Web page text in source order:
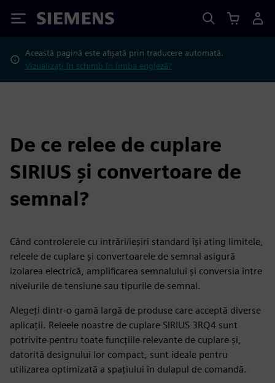
Siemens
Această pagină este afișată prin traducere automată.
Vizualizați în schimb în limba engleză?
De ce relee de cuplare
SIRIUS și convertoare de
semnal?
Când controlerele cu intrări/ieșiri standard își ating limitele,
releele de cuplare și convertoarele de semnal asigură
izolarea electrică, amplificarea semnalului și conversia între
nivelurile de tensiune sau tipurile de semnal.
Alegeți dintr-o gamă largă de produse care acceptă diverse
aplicații. Releele noastre de cuplare SIRIUS 3RQ4 sunt
potrivite pentru toate funcțiile relevante de cuplare și,
datorită designului lor compact, sunt ideale pentru
utilizarea optimizată a spațiului în dulapul de comandă.